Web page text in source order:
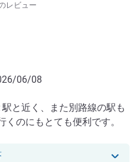
レビュー
06/08
と近く、また別路線の駅も
のにもとても便利です。
Satoshi T. さんのレビューへの